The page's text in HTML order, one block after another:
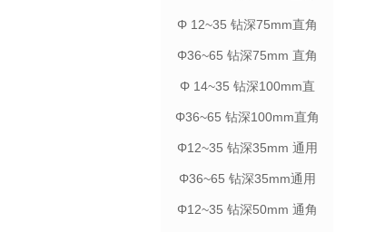
Φ 12~35 钻深75mm直角
Φ36~65 钻深75mm 直角
Φ 14~35 钻深100mm直
Φ36~65 钻深100mm直角
Φ12~35 钻深35mm 通用
Φ36~65 钻深35mm通用
Φ12~35 钻深50mm 通角